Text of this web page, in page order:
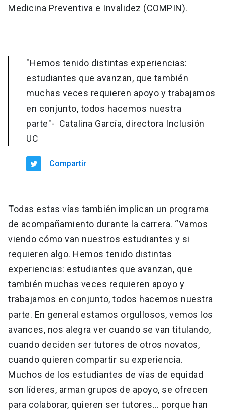
Medicina Preventiva e Invalidez (COMPIN).
"Hemos tenido distintas experiencias:
estudiantes que avanzan, que también
muchas veces requieren apoyo y trabajamos
en conjunto, todos hacemos nuestra
parte"- Catalina García, directora Inclusión
UC
Compartir
Todas estas vías también implican un programa
de acompañamiento durante la carrera. “Vamos
viendo cómo van nuestros estudiantes y si
requieren algo. Hemos tenido distintas
experiencias: estudiantes que avanzan, que
también muchas veces requieren apoyo y
trabajamos en conjunto, todos hacemos nuestra
parte. En general estamos orgullosos, vemos los
avances, nos alegra ver cuando se van titulando,
cuando deciden ser tutores de otros novatos,
cuando quieren compartir su experiencia.
Muchos de los estudiantes de vías de equidad
son líderes, arman grupos de apoyo, se ofrecen
para colaborar, quieren ser tutores… porque han